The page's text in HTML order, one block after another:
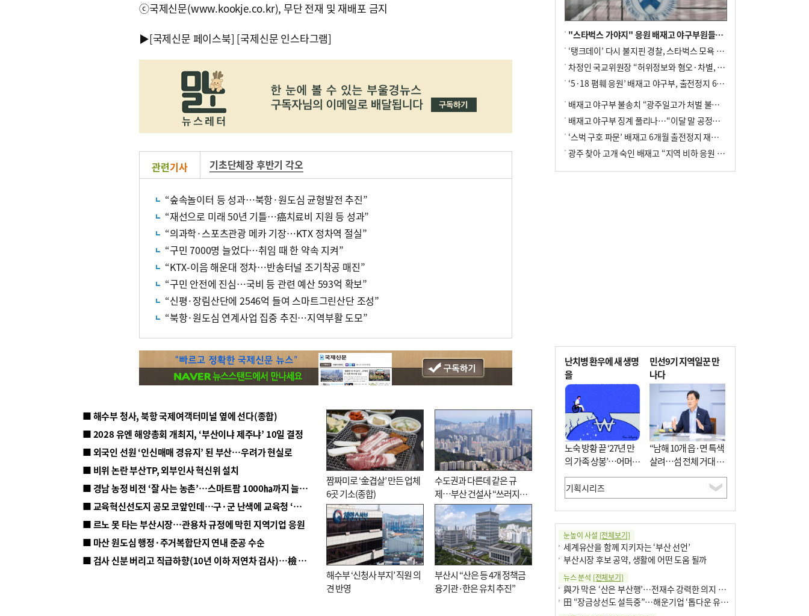
ⓒ국제신문(www.kookje.co.kr), 무단 전재 및 재배포 금지
▶[국제신문 페이스북] [국제신문 인스타그램]
관련기사 기초단체장 후반기 각오
“숲속놀이터 등 성과…북항·원도심 균형발전 추진”
“재선으로 미래 50년 기틀…癌치료비 지원 등 성과”
“의과학·스포츠관광 메카 기장…KTX 정차역 절실”
“구민 7000명 늘었다…취임 때 한 약속 지켜”
“KTX-이음 해운대 정차…반송터널 조기착공 매진”
“구민 안전에 진심…국비 등 관련 예산 593억 확보”
“신평·장림산단에 2546억 들여 스마트그린산단 조성”
“북항·원도심 연계사업 집중 추진…지역부활 도모”
■ 해수부 청사, 북항 국제여객터미널 옆에 선다(종합)
■ 2028 유엔 해양총회 개최지, ‘부산이냐 제주냐’ 10일 결정
■ 외국인 선원 ‘인신매매 경유지’ 된 부산…우려가 현실로
■ 비위 논란 부산TP, 외부인사 혁신위 설치
■ 경남 농정 비전 ‘잘 사는 농촌’…스마트팜 1000㏊까지 늘린다
■ 교육혁신선도지 공모 코앞인데…구·군 난색에 교육청 ‘쩔쩔’
■ 르노 못 타는 부산시장…관용차 규정에 막힌 지역기업 응원
■ 마산 원도심 행정·주거복합단지 연내 준공 수순
■ 검사 신분 버리고 직급하향(10년 이하 저연차 검사)…檢 중수청행 기피
짬짜미로 ‘金겹살’ 만든 업체
6곳 기소(종합)
수도권과 다른데 같은 규
제…부산 건설사 “쓰러지기
직전”
해수부 ‘신청사 부지’ 직원 의
견 반영
부산시 “산은 등 4개 정책금
융기관·한은 유치 추진”
"스타벅스 가야지" 응원 배재고 야구부원들, 학교서 징계 처분
‘탱크데이’ 다시 불지핀 경찰, 스타벅스 모욕 혐의 압수수색
차정인 국교위원장 “허위정보와 혐오·차별, 학교 교실까지 유입"
‘5·18 폄훼 응원’ 배재고 야구부, 출전정지 6개월→1개월 감경
배재고 야구부 불송치 “광주일고가 처벌 불원 의사 표해”
배재고 야구부 징계 풀리나…“이달 말 공정위서 재심의”
‘스벅 구호 파문’ 배재고 6개월 출전정지 재심 신청키로
광주 찾아 고개 숙인 배재고 “지역 비하 응원 잘못”(종합)
난치병 환우에 새 생명
을
노숙 방황 끝 ‘27년 만
의 가족 상봉’…어머니
와 행복 꿈꿔
민선9기 지역일꾼 만
나다
“남해 10개 읍·면 특색
살려…섬 전체 거대 정
원으로 조성”
눈높이 사설 [전체보기]
세계유산을 함께 지키자는 ‘부산 선언’
부산시장 후보 공약, 생활에 어떤 도움 될까
뉴스 분석 [전체보기]
與가 막은 ‘산은 부산행’…전재수 강력한 의지 표명 없인 공염불
田 “장금상선도 설득중”…해운기업 ‘톱다운 유치전’ 가속